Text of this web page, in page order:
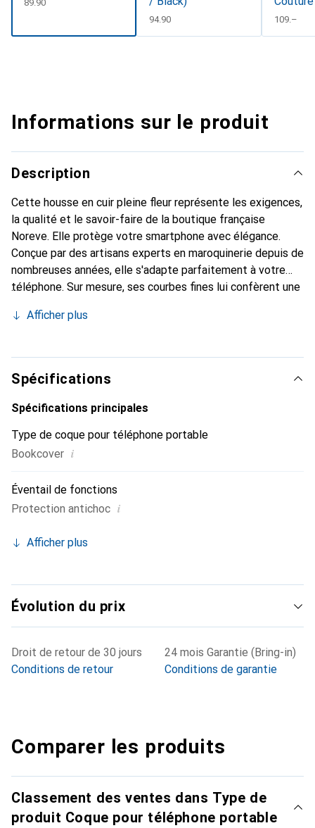
CHF
89.90
CHF
94.90 CHF
109.–
Informations sur le produit
Description
Cette housse en cuir pleine fleur représente les exigences,
la qualité et le savoir-faire de la boutique française
Noreve. Elle protège votre smartphone avec élégance.
Conçue par des artisans experts en maroquinerie depuis de
nombreuses années, elle s'adapte parfaitement à votre
téléphone. Sur mesure, ses courbes fines lui confèrent une
essentiel de votre smartphone. Reconnaître
marque Noreve est un choix sûr pour une clientèle
exigeante.
Afficher plus
Spécifications
Spécifications principales
Type de coque pour téléphone portable
Bookcover i
Éventail de fonctions
Protection antichoc i
Afficher plus
Évolution du prix
Droit de retour de 30 jours
Conditions de retour
24 mois Garantie (Bring-in)
Conditions de garantie
Comparer les produits
Classement des ventes dans Type de
produit Coque pour téléphone portable